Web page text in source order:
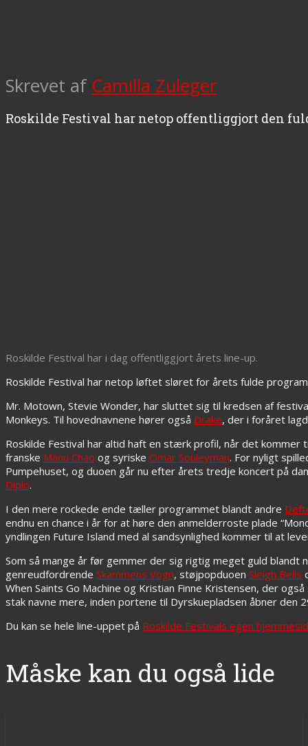
Skrevet af Camilla Zuleger
Roskilde Festival har netop offentliggjort den
Roskilde Festival har i dag offentliggjort årets line-up.
Roskilde Festival har netop løftet sløret for årets fulde
Mr. Motown, Stevie Wonder, har sluttet sig til kredsen af
Monkeys. Til hovednavnene hører også Drake, der i foråret
Roskilde Festival har altid haft en stærk profil, når det
franske Manu Chao og syriske Omar Souleyman. For nyligt
Pumpehuset, og duoen går nu efter årets tredje koncert på
Diplo.
I den mere rockede ende tæller programmet blandt andre
endnu en chance i år for at høre den anmelderroste plade
yndlingen Future Island med al sandsynlighed kommer til at
Som så mange år før gemmer der sig rigtig meget guld blandt
genreudfordrende Skammens Vogn, støjpopduoen Sleigh Bells
When Saints Go Machine og Kristian Finne Kristensen, der
stak navne mere, inden portene til Dyrskuepladsen åbner den
Du kan se hele line-uppet på Roskilde Festivals egen
Måske kan du også lide